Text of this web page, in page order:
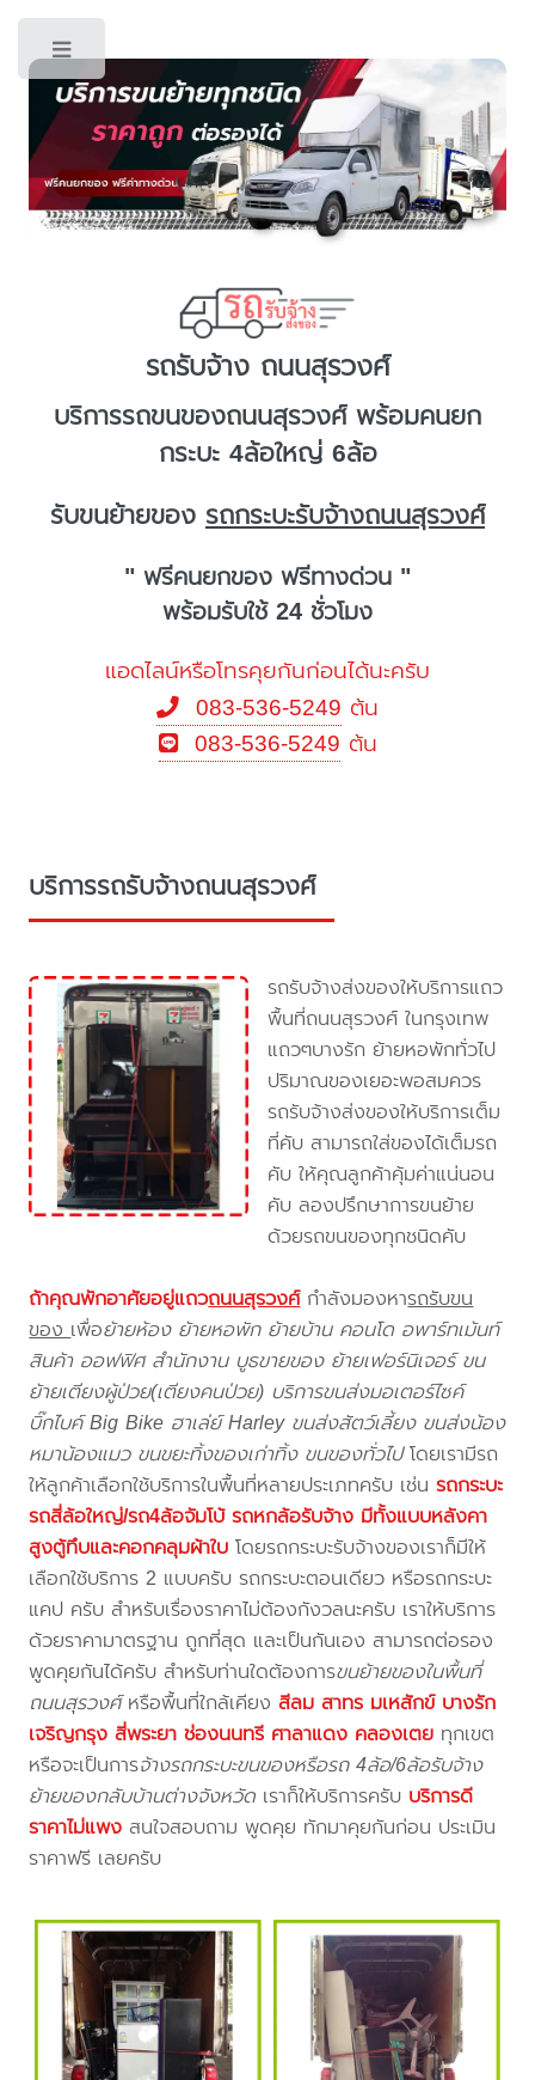
รถรับจ้าง ถนนสุรวงศ์
บริการรถขนของถนนสุรวงศ์พร้อมคนยก
กระบะ 4ล้อใหญ่ 6ล้อ
รับขนย้ายของ รถกระบะรับจ้างถนนสุรวงศ์
" ฟรีคนยกของ ฟรีทางด่วน "
พร้อมรับใช้ 24 ชั่วโมง
แอดไลน์หรือโทรคุยกันก่อนได้นะครับ
083-536-5249 ต้น
083-536-5249 ต้น
บริการรถรับจ้างถนนสุรวงศ์
รถรับจ้างส่งของให้บริการแถว
พื้นที่ถนนสุรวงศ์ ในกรุงเทพ
แถวๆบางรัก ย้ายหอพักทั่วไป
ปริมาณของเยอะพอสมควร
รถรับจ้างส่งของให้บริการเต็ม
ที่คับ สามารถใส่ของได้เต็มรถ
คับ ให้คุณลูกค้าคุ้มค่าแน่นอน
คับ ลองปรึกษาการขนย้าย
ด้วยรถขนของทุกชนิดคับ
ถ้าคุณพักอาศัยอยู่แถวถนนสุรวงศ์กำลังมองหารถรับขน
ของเพื่อย้ายห้อง ย้ายหอพัก ย้ายบ้าน คอนโด อพาร์ทเม้นท์
สินค้า ออฟฟิศ สำนักงาน บูธขายของ ย้ายเฟอร์นิเจอร์ ขน
ย้ายเตียงผู้ป่วย(เตียงคนป่วย) บริการขนส่งมอเตอร์ไซค์
บิ๊กไบค์ Big Bike ฮาเล่ย์ Harley ขนส่งสัตว์เลี้ยง ขนส่งน้อง
หมาน้องแมว ขนขยะทิ้งของเก่าทิ้ง ขนของทั่วไปโดยเรามีรถ
ให้ลูกค้าเลือกใช้บริการในพื้นที่หลายประเภทครับ เช่นรถกระบะ
รถสี่ล้อใหญ่/รถ4ล้อจัมโบ้ รถหกล้อรับจ้าง มีทั้งแบบหลังคา
สูงตู้ทึบและคอกคลุมผ้าใบ โดยรถกระบะรับจ้างของเราก็มีให้
เลือกใช้บริการ 2 แบบครับ รถกระบะตอนเดียว หรือรถกระบะ
แคป ครับ สำหรับเรื่องราคาไม่ต้องกังวลนะครับ เราให้บริการ
ด้วยราคามาตรฐาน ถูกที่สุด และเป็นกันเอง สามารถต่อรอง
พูดคุยกันได้ครับ สำหรับท่านใดต้องการขนย้ายของในพื้นที่
ถนนสุรวงศ์หรือพื้นที่ใกล้เคียงสีลม สาทร มเหสักข์ บางรัก
เจริญกรุง สี่พระยา ช่องนนทรี ศาลาแดง คลองเตย ทุกเขต
หรือจะเป็นการจ้างรถกระบะขนของหรือรถ 4ล้อ/6ล้อรับจ้าง
ย้ายของกลับบ้านต่างจังหวัด เราก็ให้บริการครับ บริการดี
ราคาไม่แพง สนใจสอบถาม พูดคุย ทักมาคุยกันก่อน ประเมิน
ราคาฟรี เลยครับ
Toggle